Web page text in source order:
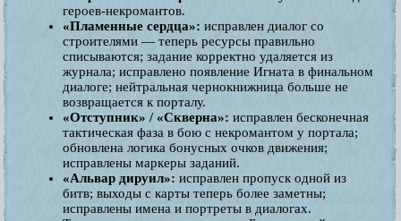
героев-некромантов.
«Пламенные сердца»: исправлен диалог со
строителями — теперь ресурсы правильно
списываются; задание корректно удаляется из
журнала; исправлено появление Игната в финальном
диалоге; нейтральная чернокнижница больше не
возвращается к порталу.
«Отступник» / «Скверна»: исправлен бесконечная
тактическая фаза в бою с некромантом у портала;
обновлена логика бонусных очков движения;
исправлены маркеры заданий.
«Альвар дируил»: исправлен пропуск одной из
битв; выходы с карты теперь более заметны;
исправлены имена и портреты в диалогах.